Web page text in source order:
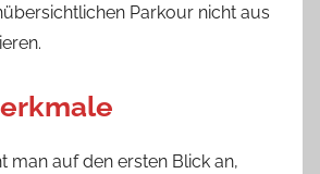
Parkour nicht aus
man auf den ersten Blick an,